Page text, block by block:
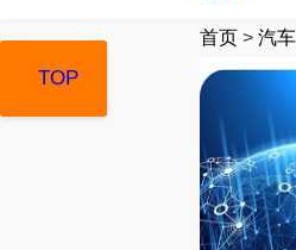
首页 > 汽
TOP
TOP
TOP